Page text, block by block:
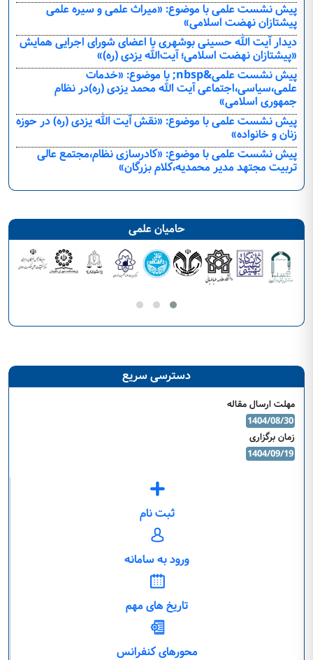
پیش نشست علمی با موضوع: «میراث علمی و سیره علمی
پیشتازان نهضت اسلامی»
دیدار آیت الله حسینی بوشهری با اعضای شورای اجرایی همایش
«پیشتازان نهضت اسلامی؛ آیت‌الله یزدی (ره)»
پیش نشست علمی&nbsp; با موضوع: «خدمات
علمی،سیاسی،اجتماعی آیت الله محمد یزدی (ره)در نظام
جمهوری اسلامی»
پیش نشست علمی با موضوع: «نقش آیت الله یزدی (ره) در حوزه
زنان و خانواده»
پیش نشست علمی با موضوع: «کادرسازی نظام،مجتمع عالی
تربیت مجتهد مدیر محمدیه،کلام بزرگان»
حامیان علمی
دسترسی سریع
مهلت ارسال مقاله
1404/08/30
زمان برگزاری
1404/09/19
ثبت نام
ورود به سامانه
تاریخ های مهم
محورهای کنفرانس